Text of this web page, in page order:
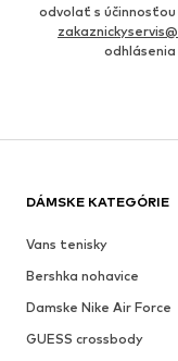
odvolať s
DÁMSKE KATEGÓRIE
Vans tenisky
Bershka nohavice
Damske Nike Air Force
GUESS crossbody